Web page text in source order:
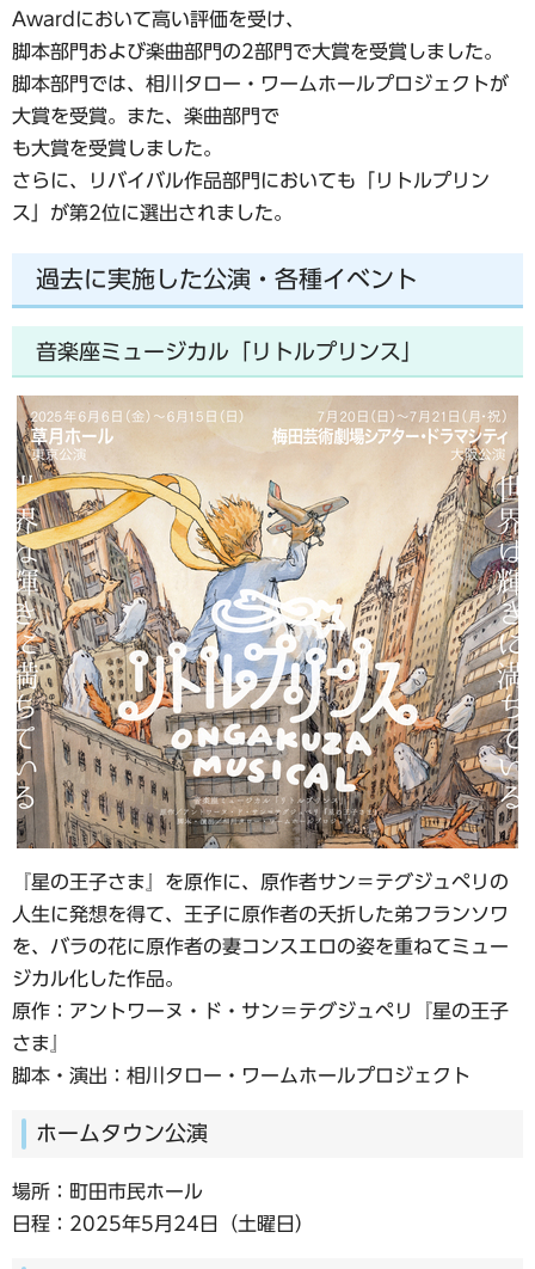
Awardにおいて高い評価を受け、
脚本部門および楽曲部門の2部門で大賞を受賞しました。
脚本部門では、相川タロー・ワームホールプロジェクトが
大賞を受賞。また、楽曲部門で
も大賞を受賞しました。
さらに、リバイバル作品部門においても「リトルプリン
ス」が第2位に選出されました。
過去に実施した公演・各種イベント
音楽座ミュージカル「リトルプリンス」
『星の王子さま』を原作に、原作者サン＝テグジュペリの
人生に発想を得て、王子に原作者の夭折した弟フランソワ
を、バラの花に原作者の妻コンスエロの姿を重ねてミュー
ジカル化した作品。
原作：アントワーヌ・ド・サン＝テグジュペリ『星の王子
さま』
脚本・演出：相川タロー・ワームホールプロジェクト
ホームタウン公演
場所：町田市民ホール
日程：2025年5月24日（土曜日）